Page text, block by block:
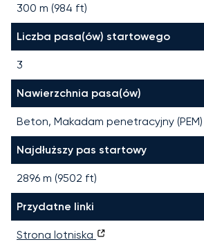
300 m (984 ft)
Liczba pasa(ów) startowego
3
Nawierzchnia pasa(ów)
Beton, Makadam penetracyjny (PEM)
Najdłuższy pas startowy
2896 m (9502 ft)
Przydatne linki
Strona lotniska